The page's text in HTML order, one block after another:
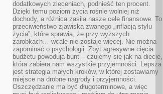
dodatkowych zleceniach, podnieść ten procent.
Dzięki temu poziom życia rośnie wolniej niż
dochody, a różnica zasila nasze cele finansowe. To
przeciwieństwo zjawiska zwanego „inflacją stylu
życia”, które sprawia, że przy wyższych
zarobkach… wcale nie zostaje więcej. Nie można
zapominać o psychologii. Zbyt agresywne cięcia
budżetu powodują bunt – czujemy się jak na diecie,
która zabiera nam wszystkie przyjemności. Lepsza
jest strategia małych kroków, w której zostawiamy
miejsce na drobne nagrody i przyjemności.
Oszczędzanie ma być długoterminowe, a więc